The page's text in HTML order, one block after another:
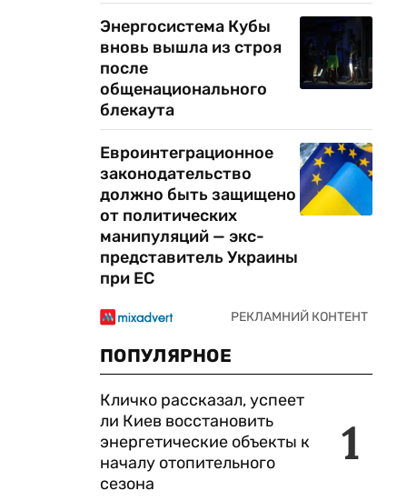
Энергосистема Кубы
вновь вышла из строя
после
общенационального
блекаута
Евроинтеграционное
законодательство
должно быть защищено
от политических
манипуляций — экс-
представитель Украины
при ЕС
ПОПУЛЯРНОЕ
1
Кличко рассказал, успеет
ли Киев восстановить
энергетические объекты к
началу отопительного
сезона